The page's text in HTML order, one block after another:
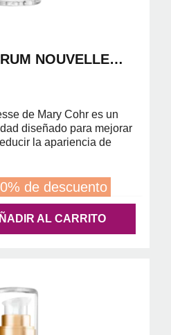
NOUVELLE
de Mary Cohr es un
diseñado para mejorar
la apariencia de
de descuento
AL CARRITO